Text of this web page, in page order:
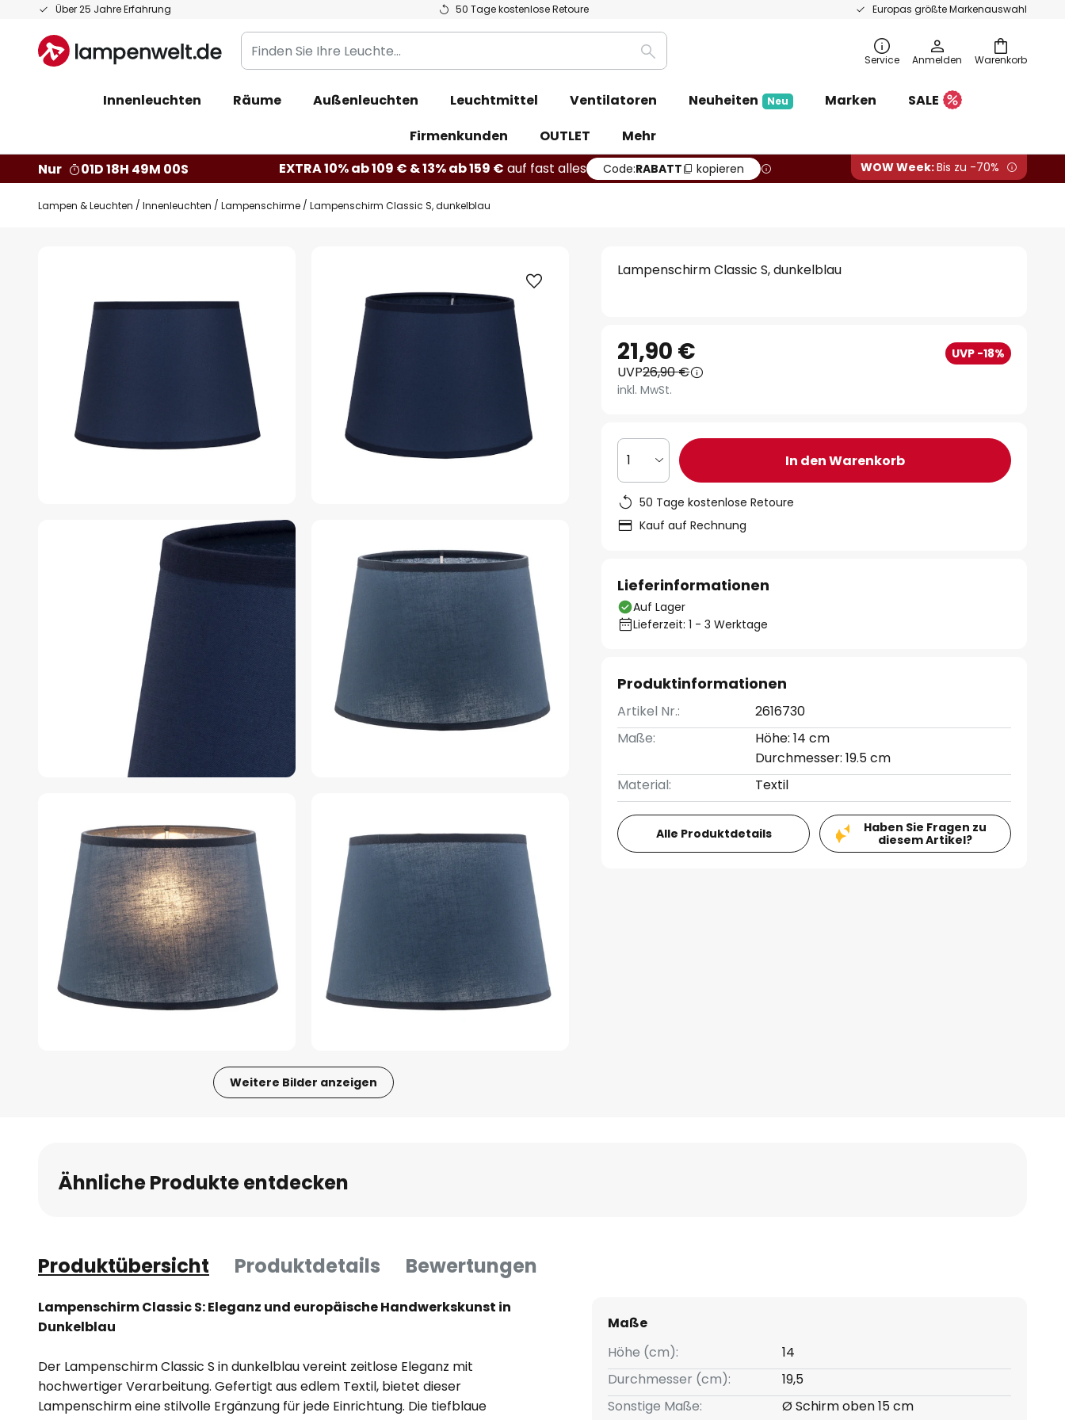
Über 25 Jahre Erfahrung 50 Tage kostenlose Retoure Europas größte Markenauswahl
Zum
springen
Warenkorb
Finden
Sie
Leuchte...
Suche Service Anmelden
Innenleuchten Räume Außenleuchten Leuchtmittel Ventilatoren Neuheiten Neu Marken
SALE
Firmenkunden
OUTLET
Mehr
Nur
01D 18H 48M 59S EXTRA 10% ab 109 € & 13% ab 159 € auf fast alles Code:RABATT kopieren WOW Week:Bis zu -70%
Lampen & Leuchten Innenleuchten Lampenschirme Lampenschirm Classic S, dunkelblau
Bildgalerie
springen
Weitere Bilder anzeigen
Bildgalerie
springen
Lampenschirm Classic S, dunkelblau
21,90 € UVP -18%
UVP26,90 €
inkl. MwSt.
1 In den Warenkorb
50 Tage kostenlose Retoure
Kauf auf Rechnung
Lieferinformationen
Auf Lager
Lieferzeit: 1 - 3 Werktage
Produktinformationen
Artikel Nr.:
2616730
Maße:
Höhe: 14 cm
Durchmesser: 19.5 cm
Material:
Textil
Alle Produktdetails
Haben Sie Fragen zu
diesem Artikel?
Ähnliche Produkte entdecken
Produktübersicht Produktdetails Bewertungen
Lampenschirm Classic S: Eleganz und europäische Handwerkskunst in
Dunkelblau
Der Lampenschirm Classic S in dunkelblau vereint zeitlose Eleganz mit
hochwertiger Verarbeitung. Gefertigt aus edlem Textil, bietet dieser
Lampenschirm eine stilvolle Ergänzung für jede Einrichtung. Die tiefblaue
Maße
Höhe (cm):
14
Durchmesser (cm):
19,5
Sonstige Maße:
Ø Schirm oben 15 cm